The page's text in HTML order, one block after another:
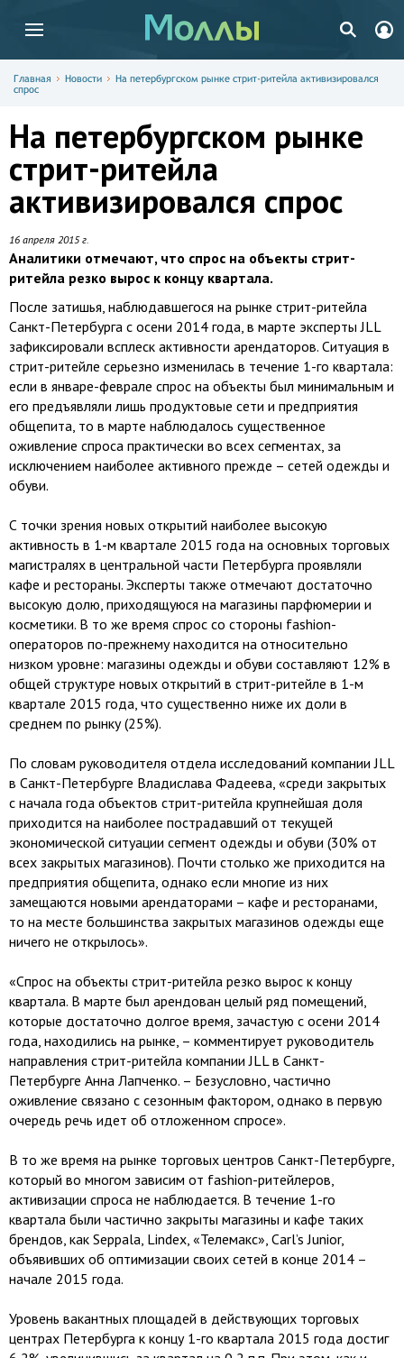
Главная Новости
На петербургском рынке стрит-ритейла активизировался
спрос
На петербургском рынке
стрит-ритейла
активизировался спрос
16 апреля 2015 г.
Аналитики отмечают, что спрос на объекты стрит-
ритейла резко вырос к концу квартала.
После затишья, наблюдавшегося на рынке стрит-ритейла
Санкт-Петербурга с осени 2014 года, в марте эксперты JLL
зафиксировали всплеск активности арендаторов. Ситуация в
стрит-ритейле серьезно изменилась в течение 1-го квартала:
если в январе-феврале спрос на объекты был минимальным и
его предъявляли лишь продуктовые сети и предприятия
общепита, то в марте наблюдалось существенное
оживление спроса практически во всех сегментах, за
исключением наиболее активного прежде – сетей одежды и
обуви.
С точки зрения новых открытий наиболее высокую
активность в 1-м квартале 2015 года на основных торговых
магистралях в центральной части Петербурга проявляли
кафе и рестораны. Эксперты также отмечают достаточно
высокую долю, приходящуюся на магазины парфюмерии и
косметики. В то же время спрос со стороны fashion-
операторов по-прежнему находится на относительно
низком уровне: магазины одежды и обуви составляют 12% в
общей структуре новых открытий в стрит-ритейле в 1-м
квартале 2015 года, что существенно ниже их доли в
среднем по рынку (25%).
По словам руководителя отдела исследований компании JLL
в Санкт-Петербурге Владислава Фадеева, «среди закрытых
с начала года объектов стрит-ритейла крупнейшая доля
приходится на наиболее пострадавший от текущей
экономической ситуации сегмент одежды и обуви (30% от
всех закрытых магазинов). Почти столько же приходится на
предприятия общепита, однако если многие из них
замещаются новыми арендаторами – кафе и ресторанами,
то на месте большинства закрытых магазинов одежды еще
ничего не открылось».
«Спрос на объекты стрит-ритейла резко вырос к концу
квартала. В марте был арендован целый ряд помещений,
которые достаточно долгое время, зачастую с осени 2014
года, находились на рынке, – комментирует руководитель
направления стрит-ритейла компании JLL в Санкт-
Петербурге Анна Лапченко. – Безусловно, частично
оживление связано с сезонным фактором, однако в первую
очередь речь идет об отложенном спросе».
В то же время на рынке торговых центров Санкт-Петербурге,
который во многом зависим от fashion-ритейлеров,
активизации спроса не наблюдается. В течение 1-го
квартала были частично закрыты магазины и кафе таких
брендов, как Seppala, Lindex, «Телемакс», Carl’s Junior,
объявивших об оптимизации своих сетей в конце 2014 –
начале 2015 года.
Уровень вакантных площадей в действующих торговых
центрах Петербурга к концу 1-го квартала 2015 года достиг